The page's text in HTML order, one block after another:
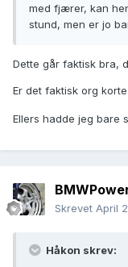
med fjærer, kan
stund, men er jo
Dette går faktisk bra,
Er det faktisk org
Ellers hadde jeg bare
Skrevet April
Håkon skrev: